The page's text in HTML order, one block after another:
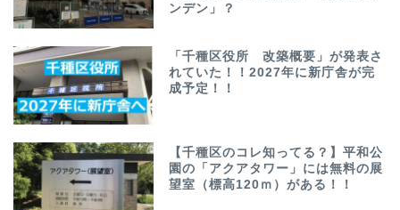
ンデン」？
「千種区役所 改築概要」が発表さ
れていた！！2027年に新庁舎が完
成予定！！
【千種区のコレ知ってる？】平和公
園の「アクアタワー」には無料の展
望室（標高120ｍ）がある！！